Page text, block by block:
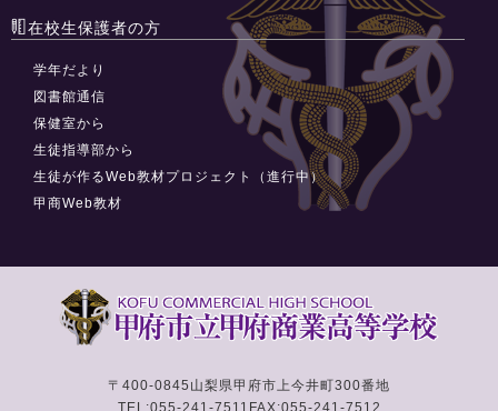
在校生保護者の方
学年だより
図書館通信
保健室から
生徒指導部から
生徒が作るWeb教材プロジェクト（進行中）
甲商Web教材
〒400-0845 山梨県甲府市上今井町300番地
TEL:055-241-7511 FAX:055-241-7512